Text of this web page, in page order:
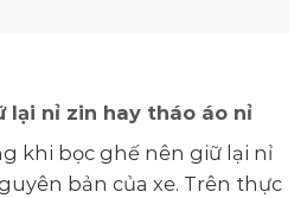
lại nỉ zin hay tháo áo nỉ
khi bọc ghế nên giữ lại nỉ
bản của xe. Trên thực